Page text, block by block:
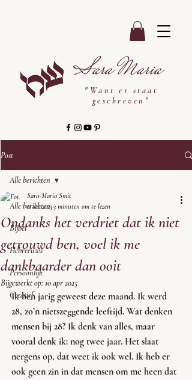
Sara Maria
"Want er staat
geschreven"
Post
Alle berichten
Bijbel
Hebreeuws
Persoonlijk
Creatief
Alle berichten
Ondanks het verdriet dat ik niet
getrouwd ben, voel ik me
dankbaarder dan ooit
Sara-Maria Smit
11 dec 20233 minuten om te lezen
Bijgewerkt op:10 apr 2025
Ik ben jarig geweest deze maand. Ik werd
28, zo’n nietszeggende leeftijd. Wat denken
mensen bij 28? Ik denk van alles, maar
vooral denk ik: nog twee jaar. Het slaat
nergens op, dat weet ik ook wel. Ik heb er
ook geen zin in dat mensen om me heen dat